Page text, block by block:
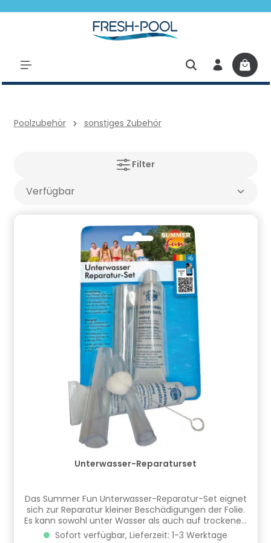
Poolzubehör sonstiges Zubehör
Filter
Unterwasser-Reparaturset
Das Summer Fun Unterwasser-Reparatur-Set eignet
sich zur Reparatur kleiner Beschädigungen der Folie.
Es kann sowohl unter Wasser als auch auf trockenen
Flächen angewendet werden und funktioniert auf
Sofort verfügbar, Lieferzeit: 1-3 Werktage